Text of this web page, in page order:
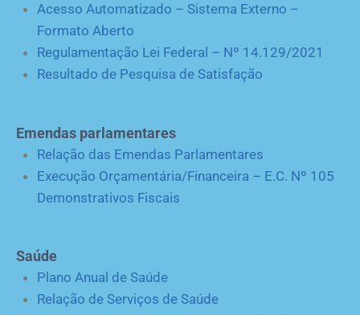
Acesso Automatizado – Sistema Externo –
Formato Aberto
Regulamentação Lei Federal – Nº 14.129/2021
Resultado de Pesquisa de Satisfação
Emendas parlamentares
Relação das Emendas Parlamentares
Execução Orçamentária/Financeira – E.C. Nº 105
Demonstrativos Fiscais
Saúde
Plano Anual de Saúde
Relação de Serviços de Saúde